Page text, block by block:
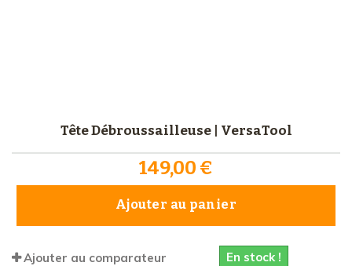
Tête Débroussailleuse | VersaTool
149,00 €
Ajouter au panier
Ajouter au comparateur En stock !